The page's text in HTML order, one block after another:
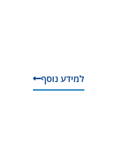
למידע נוסף